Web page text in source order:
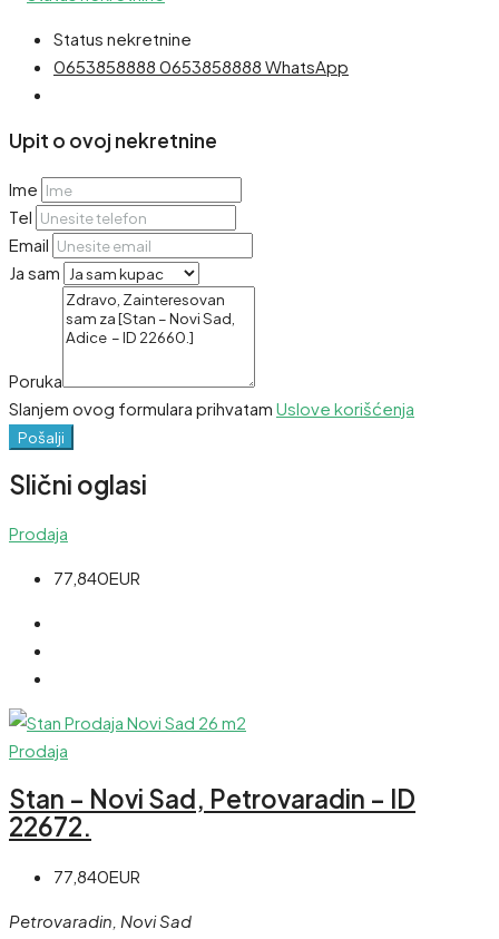
Status nekretnine
0653858888 0653858888 WhatsApp
Upit o ovoj nekretnine
Ime
Tel
Email
Ja sam
Poruka
Slanjem ovog formulara prihvatam Uslove korišćenja
Pošalji
Slični oglasi
Prodaja
77,840EUR
Prodaja
Stan – Novi Sad, Petrovaradin – ID
22672.
77,840EUR
Petrovaradin, Novi Sad